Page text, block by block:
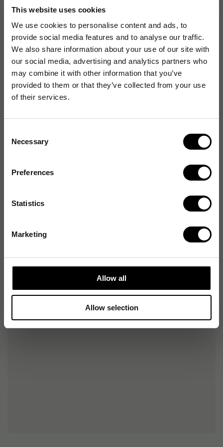
This website uses cookies
We use cookies to personalise content and ads, to
provide social media features and to analyse our traffic.
We also share information about your use of our site with
our social media, advertising and analytics partners who
may combine it with other information that you’ve
provided to them or that they’ve collected from your use
of their services.
Selection
Necessary
Preferences
Statistics
Marketing
Allow all
Allow selection
Material: 100% återvunnen post-consumer
Artikelnummer: 75002404
HT23363